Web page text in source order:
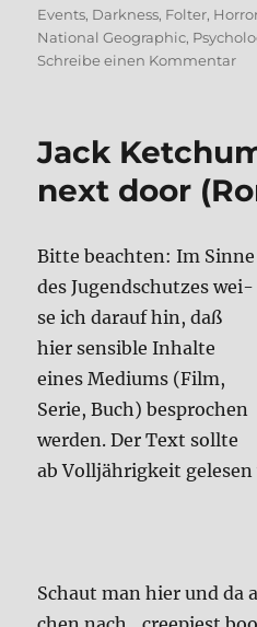
am
Events, Darkness, Folter,
National Geographic,
Schreibe einen Kommentarzu
Jack
next door
Bit­te beach­ten: Im Sin­ne
des Jugend­schut­zes wei­
se ich dar­auf hin, daß
hier sen­si­ble Inhal­te
eines Medi­ums (Film,
Serie, Buch) bespro­chen
wer­den. Der Text soll­te
ab Voll­jäh­rig­keit gele­sen
Schaut man hier und da